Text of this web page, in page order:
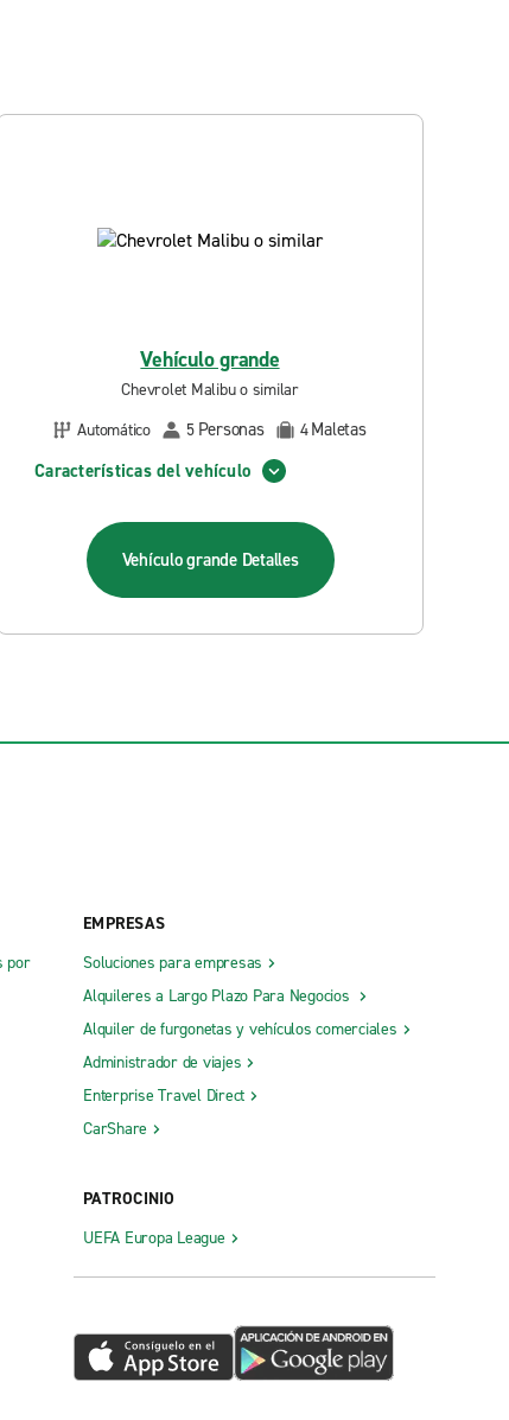
Vehículo grande
Chevrolet Malibu o similar
Automático
5 Personas 4Maletas
Características del vehículo
Vehículo grande Detalles
por
EMPRESAS
Soluciones para empresas
Alquileres a Largo Plazo Para Negocios
Alquiler de furgonetas y vehículos comerciales
Administrador de viajes
Enterprise Travel Direct
CarShare
PATROCINIO
UEFA Europa League